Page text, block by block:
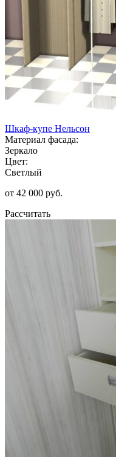
Шкаф-купе Нельсон
Материал фасада:
Зеркало
Цвет:
Светлый
от 42 000 руб.
Рассчитать